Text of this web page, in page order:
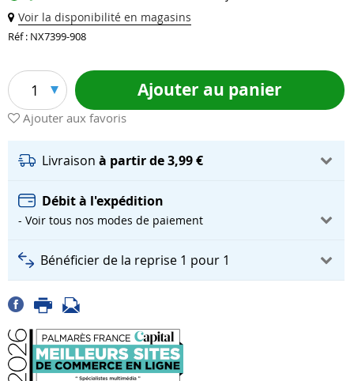
Voir la disponibilité en magasins
Réf : NX7399-908
1 Ajouter au panier
Ajouter aux favoris
Livraison à partir de 3,99 €
Débit à l'expédition
- Voir tous nos modes de paiement
Bénéficier de la reprise 1 pour 1